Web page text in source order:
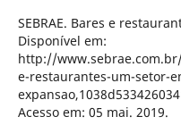
SEBRAE. Bares e
Disponível em:
http://
e-restaurantes-um-setor-
Acesso em: 05 mai. 2019.